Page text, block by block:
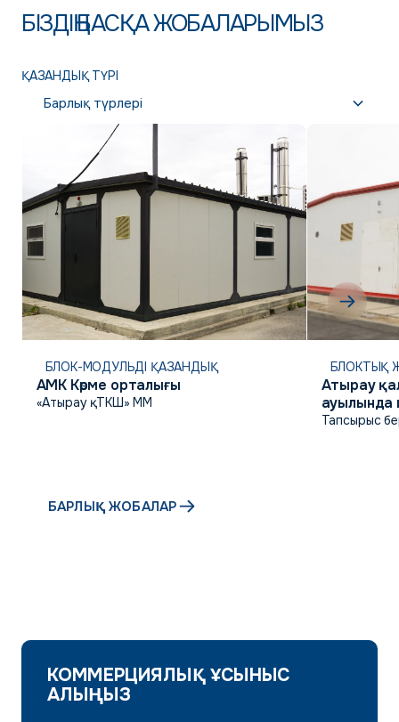
БІЗДІҢ БАСҚА ЖОБАЛАРЫМЫЗ
ҚАЗАНДЫҚ ТҮРІ
БЛОК-МОДУЛЬДІ ҚАЗАНДЫҚ
АМК Көрме орталығы
«Атырау қ. ТКШ» ММ
БЛОКТЫҚ
Атырау
ауылында
Тапсырыс
БАРЛЫҚ ЖОБАЛАР
КОММЕРЦИЯЛЫҚ ҰСЫНЫС
АЛЫҢЫЗ